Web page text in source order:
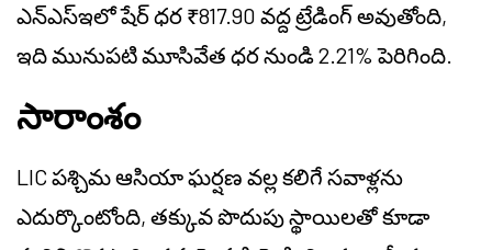
ఎన్‌ఎస్‌ఇలో షేర్ ధర ₹817.90 వద్ద ట్రేడింగ్ అవుతోంది,
ఇది మునుపటి మూసివేత ధర నుండి 2.21% పెరిగింది.
సారాంశం
LIC పశ్చిమ ఆసియా ఘర్షణ వల్ల కలిగే సవాళ్లను
ఎదుర్కొంటోంది, తక్కువ పొదుపు స్థాయిలతో కూడా